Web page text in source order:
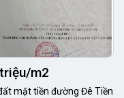
m2
mặt tiền đường Đê Tiền